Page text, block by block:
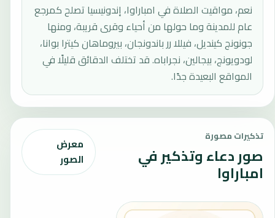
نعم، مواقيت الصلاة في امباراوا، إندونيسيا تصلح كمرجع
عام للمدينة وما حولها من أحياء وقرى قريبة، ومنها
جونونج كينديل، فيللا رر باندونجان، بيروماهان كيترا بوانا،
لودويونج، بيجالين، نجراباه. قد تختلف الدقائق قليلًا في
المواقع البعيدة جدًا.
تذكيرات مصورة
صور دعاء وتذكير في
امباراوا
معرض
الصور